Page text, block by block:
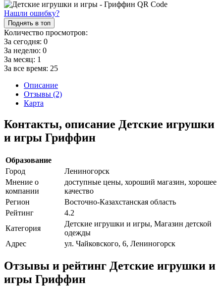
Нашли ошибку?
Поднять в топ
Количество просмотров:
За сегодня: 0
За неделю: 0
За месяц: 1
За все время: 25
Описание
Отзывы (2)
Карта
Контакты, описание Детские игрушки
и игры Гриффин
Образование
Город
Лениногорск
Мнение о
компании
доступные цены, хороший магазин, хорошее
качество
Регион
Восточно-Казахстанская область
Рейтинг
4.2
Категория
Детские игрушки и игры, Магазин детской
одежды
Адрес
ул. Чайковского, 6, Лениногорск
Отзывы и рейтинг Детские игрушки и
игры Гриффин